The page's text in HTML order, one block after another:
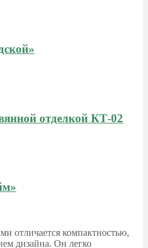
отделкой КТ-02
отличается компактностью,
дизайна. Он легко